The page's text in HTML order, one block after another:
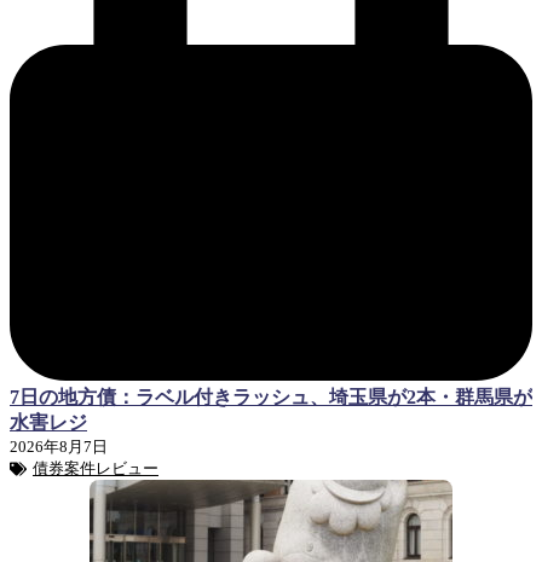
7日の地方債：ラベル付きラッシュ、埼玉県が2本・群馬県が
水害レジ
2026年8月7日
債券案件レビュー